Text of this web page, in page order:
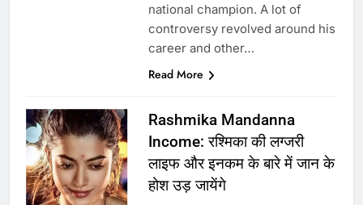
national champion. A lot of
controversy revolved around his
career and other…
Read More
Rashmika Mandanna
Income: रश्मिका की लग्जरी
लाइफ और इनकम के बारे में जान के
होश उड़ जायेंगे